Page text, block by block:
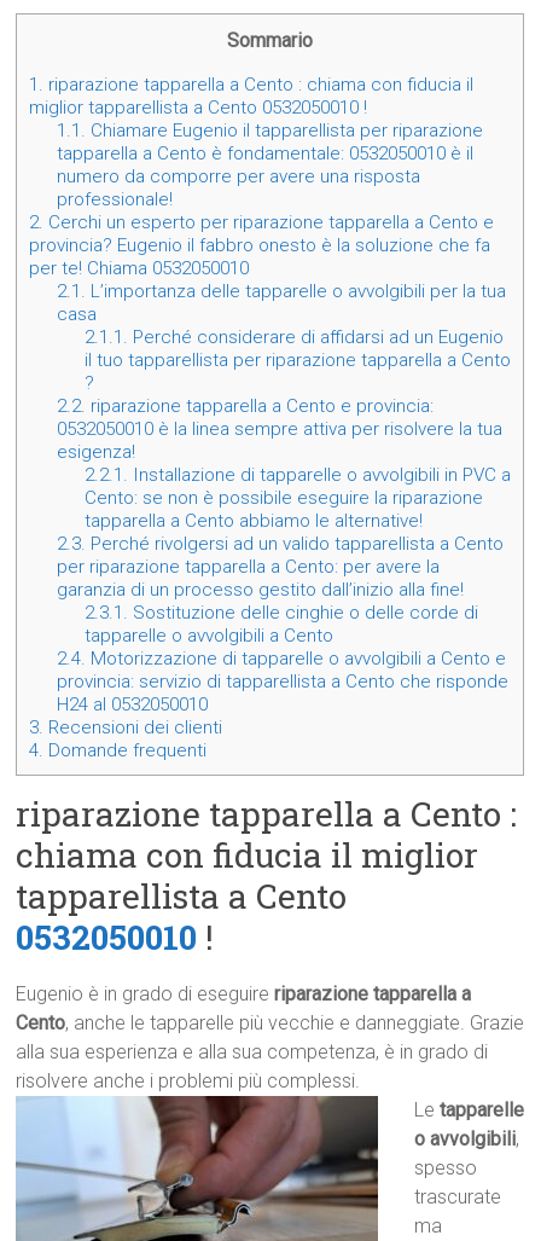
Sommario
1. riparazione tapparella a Cento : chiama con fiducia il
miglior tapparellista a Cento 0532050010 !
1.1. Chiamare Eugenio il tapparellista per riparazione
tapparella a Cento è fondamentale: 0532050010 è il
numero da comporre per avere una risposta
professionale!
2. Cerchi un esperto per riparazione tapparella a Cento e
provincia? Eugenio il fabbro onesto è la soluzione che fa
per te! Chiama 0532050010
2.1. L’importanza delle tapparelle o avvolgibili per la tua
casa
2.1.1. Perché considerare di affidarsi ad un Eugenio
il tuo tapparellista per riparazione tapparella a Cento
?
2.2. riparazione tapparella a Cento e provincia:
0532050010 è la linea sempre attiva per risolvere la tua
esigenza!
2.2.1. Installazione di tapparelle o avvolgibili in PVC a
Cento: se non è possibile eseguire la riparazione
tapparella a Cento abbiamo le alternative!
2.3. Perché rivolgersi ad un valido tapparellista a Cento
per riparazione tapparella a Cento: per avere la
garanzia di un processo gestito dall’inizio alla fine!
2.3.1. Sostituzione delle cinghie o delle corde di
tapparelle o avvolgibili a Cento
2.4. Motorizzazione di tapparelle o avvolgibili a Cento e
provincia: servizio di tapparellista a Cento che risponde
H24 al 0532050010
3. Recensioni dei clienti
4. Domande frequenti
riparazione tapparella a Cento :
chiama con fiducia il miglior
tapparellista a Cento
0532050010 !
Eugenio è in grado di eseguireriparazione tapparella a
Cento, anche le tapparelle più vecchie e danneggiate. Grazie
alla sua esperienza e alla sua competenza, è in grado di
risolvere anche i problemi più complessi.
Letapparelle
o avvolgibili,
spesso
trascurate
ma